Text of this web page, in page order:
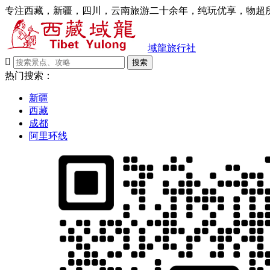
专注西藏，新疆，四川，云南旅游二十余年，纯玩优享，物超
域龍旅行社

搜索
热门搜索：
新疆
西藏
成都
阿里环线